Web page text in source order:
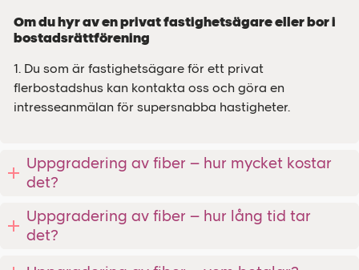
Om du hyr av en privat fastighetsägare eller bor i
bostadsrättförening
1. Du som är fastighetsägare för ett privat
flerbostadshus kan kontakta oss och göra en
intresseanmälan för supersnabba hastigheter.
Uppgradering av fiber – hur mycket kostar
det?
Uppgradering av fiber – hur lång tid tar
det?